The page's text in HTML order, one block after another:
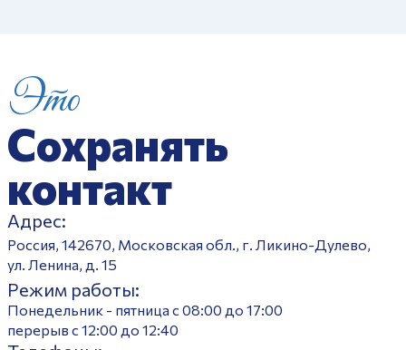
Это
Сохранять
контакт
Адрес:
Россия, 142670, Московская обл., г. Ликино-Дулево,
ул. Ленина, д. 15
Режим работы:
Понедельник - пятница с 08:00 до 17:00
перерыв с 12:00 до 12:40